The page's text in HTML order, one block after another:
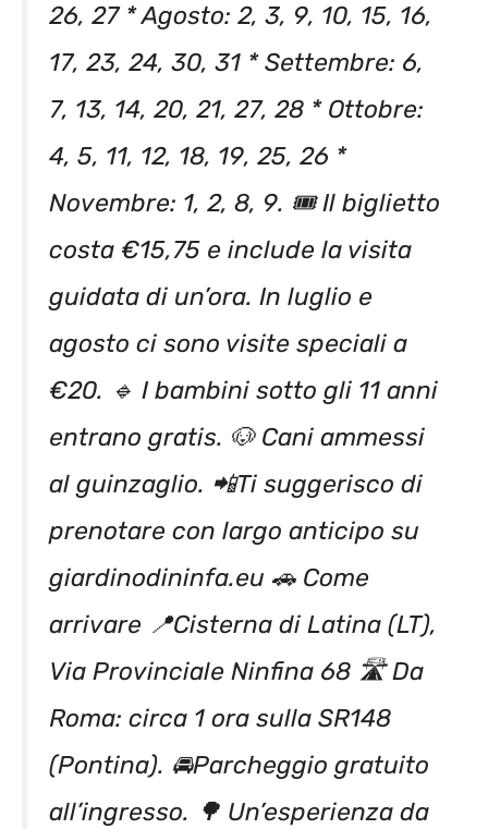
26, 27 * Agosto: 2, 3, 9, 10, 15, 16,
17, 23, 24, 30, 31 * Settembre: 6,
7, 13, 14, 20, 21, 27, 28 * Ottobre:
4, 5, 11, 12, 18, 19, 25, 26 *
Novembre: 1, 2, 8, 9. 🎟️ Il biglietto
costa €15,75 e include la visita
guidata di un’ora. In luglio e
agosto ci sono visite speciali a
€20. 🔹 I bambini sotto gli 11 anni
entrano gratis. 🐶 Cani ammessi
al guinzaglio. 📲Ti suggerisco di
prenotare con largo anticipo su
giardinodininfa.eu 🚗 Come
arrivare 📍Cisterna di Latina (LT),
Via Provinciale Ninfina 68 🛣️ Da
Roma: circa 1 ora sulla SR148
(Pontina). 🚘Parcheggio gratuito
all’ingresso. 🌳 Un’esperienza da